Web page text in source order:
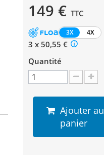
149 € TTC
3X 4X
3 x 50,55 €
Quantité
Ajouter au
panier